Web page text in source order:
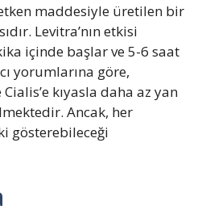
maddesiyle üretilen bir
Levitra’nın etkisi
içinde başlar ve 5-6 saat
yorumlarına göre,
Cialis’e kıyasla daha az yan
Ancak, her
gösterebileceği